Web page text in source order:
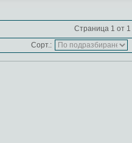
Страница 1 от 1
Сорт.: